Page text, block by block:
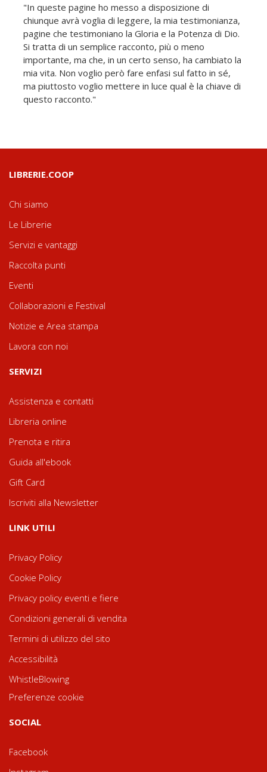
"In queste pagine ho messo a disposizione di
chiunque avrà voglia di leggere, la mia testimonianza,
pagine che testimoniano la Gloria e la Potenza di Dio.
Si tratta di un semplice racconto, più o meno
importante, ma che, in un certo senso, ha cambiato la
mia vita. Non voglio però fare enfasi sul fatto in sé,
ma piuttosto voglio mettere in luce qual è la chiave di
questo racconto."
LIBRERIE.COOP
Chi siamo
Le Librerie
Servizi e vantaggi
Raccolta punti
Eventi
Collaborazioni e Festival
Notizie e Area stampa
Lavora con noi
SERVIZI
Assistenza e contatti
Libreria online
Prenota e ritira
Guida all'ebook
Gift Card
Iscriviti alla Newsletter
LINK UTILI
Privacy Policy
Cookie Policy
Privacy policy eventi e fiere
Condizioni generali di vendita
Termini di utilizzo del sito
Accessibilità
WhistleBlowing
Preferenze cookie
SOCIAL
Facebook